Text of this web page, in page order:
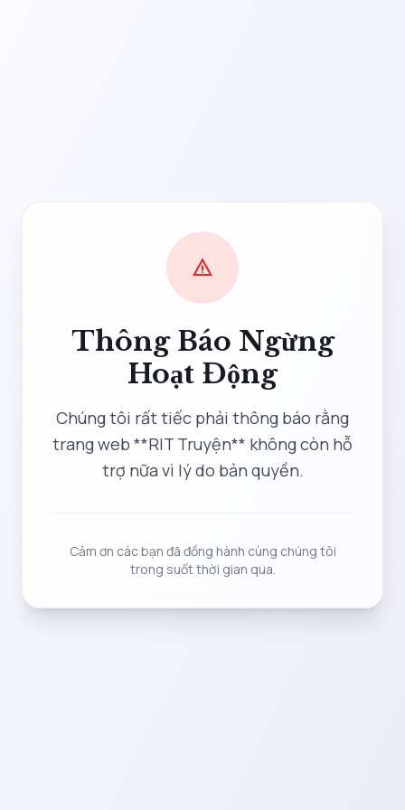
warning
Thông Báo Ngừng
Hoạt Động
Chúng tôi rất tiếc phải thông báo rằng
trang web **RIT Truyện** không còn hỗ
trợ nữa vì lý do bản quyền.
Cảm ơn các bạn đã đồng hành cùng chúng tôi
trong suốt thời gian qua.